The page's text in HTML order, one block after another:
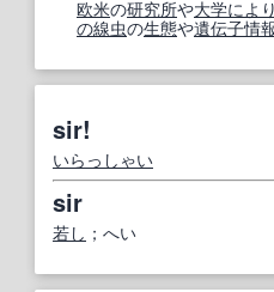
欧米の研究所や大学により
の線虫の生態や遺伝子情
sir!
いらっしゃい
sir
若し ；へい